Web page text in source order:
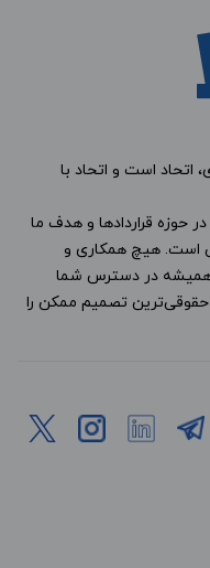
اتحاد است و اتحاد با
حوزه قراردادها و هدف ما
است. هیچ همکاری و
همیشه در دسترس شما
حقوقی‌ترین تصمیم ممکن را